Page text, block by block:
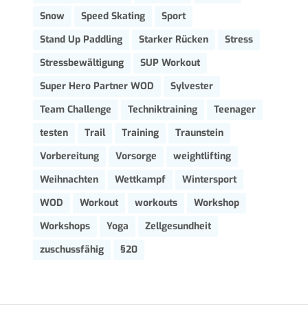
Snow
Speed Skating
Sport
Stand Up Paddling
Starker Rücken
Stress
Stressbewältigung
SUP Workout
Super Hero Partner WOD
Sylvester
Team Challenge
Techniktraining
Teenager
testen
Trail Training
Traunstein
Vorbereitung
Vorsorge
weightlifting
Weihnachten
Wettkampf
Wintersport
WOD
Workout workouts
Workshop
Workshops
Yoga
Zellgesundheit
zuschussfähig
§20